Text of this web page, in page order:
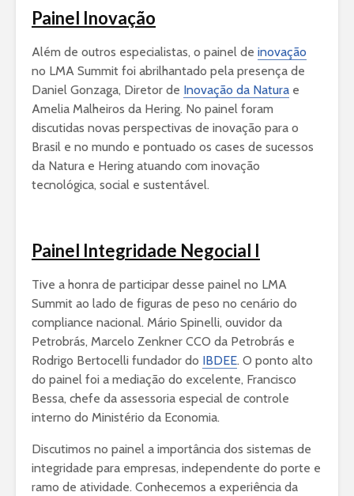
Painel Inovação
Além de outros especialistas, o painel de inovação
no LMA Summit foi abrilhantado pela presença de
Daniel Gonzaga, Diretor de Inovação da Natura e
Amelia Malheiros da Hering. No painel foram
discutidas novas perspectivas de inovação para o
Brasil e no mundo e pontuado os cases de sucessos
da Natura e Hering atuando com inovação
tecnológica, social e sustentável.
Painel Integridade Negocial I
Tive a honra de participar desse painel no LMA
Summit ao lado de figuras de peso no cenário do
compliance nacional. Mário Spinelli, ouvidor da
Petrobrás, Marcelo Zenkner CCO da Petrobrás e
Rodrigo Bertocelli fundador do IBDEE. O ponto alto
do painel foi a mediação do excelente, Francisco
Bessa, chefe da assessoria especial de controle
interno do Ministério da Economia.
Discutimos no painel a importância dos sistemas de
integridade para empresas, independente do porte e
ramo de atividade. Conhecemos a experiência da